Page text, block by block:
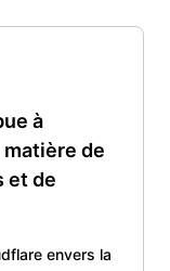
à
de
et de
envers la